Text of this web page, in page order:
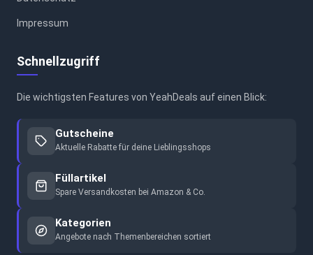
Impressum
Schnellzugriff
Die wichtigsten Features von YeahDeals auf einen Blick:
Gutscheine
Aktuelle Rabatte für deine Lieblingsshops
Füllartikel
Spare Versandkosten bei Amazon & Co.
Kategorien
Angebote nach Themenbereichen sortiert